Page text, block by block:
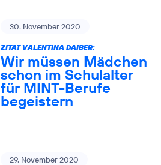
30. November 2020
ZITAT VALENTINA DAIBER:
Wir müssen Mädchen
schon im Schulalter
für MINT-Berufe
begeistern
29. November 2020